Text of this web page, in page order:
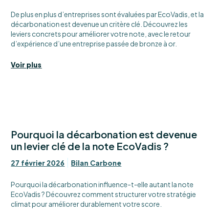
De plus en plus d’entreprises sont évaluées par EcoVadis, et la
décarbonation est devenue un critère clé. Découvrez les
leviers concrets pour améliorer votre note, avec le retour
d’expérience d’une entreprise passée de bronze à or.
Voir plus
Pourquoi la décarbonation est devenue
un levier clé de la note EcoVadis ?
27 février 2026 Bilan Carbone
Pourquoi la décarbonation influence-t-elle autant la note
EcoVadis ? Découvrez comment structurer votre stratégie
climat pour améliorer durablement votre score.